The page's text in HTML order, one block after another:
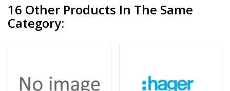
16 Other Products In The Same
Category: